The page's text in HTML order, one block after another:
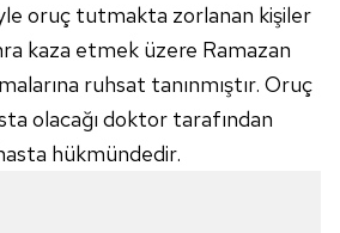
oruç tutmakta zorlanan kişiler
kaza etmek üzere Ramazan
ruhsat tanınmıştır. Oruç
olacağı doktor tarafından
hükmündedir.